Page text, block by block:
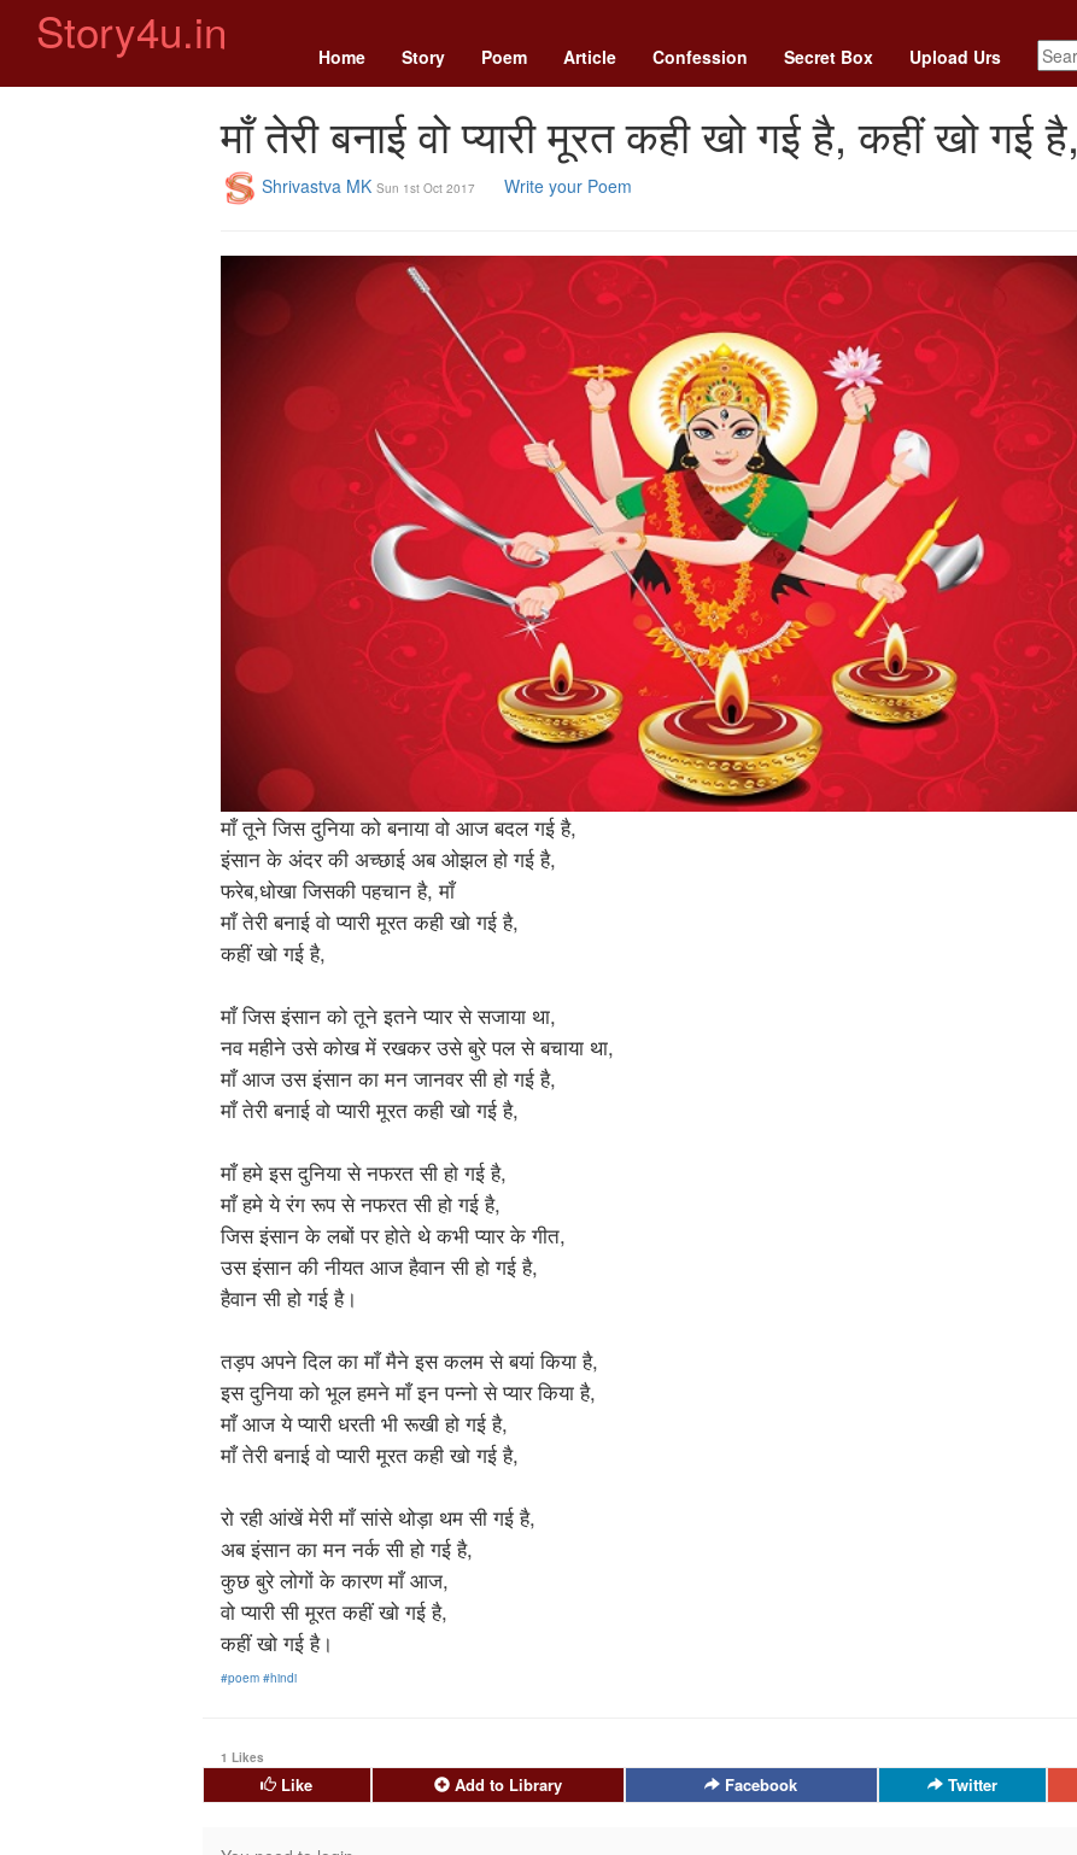
Story4u.in Home Story Poem Article Confession Secret Box Upload Urs
माँ तेरी बनाई वो प्यारी मूरत कही खो गई है, कहीं खो गई है,
Shrivastva MK Sun 1st Oct 2017 Write your Poem
माँ तूने जिस दुनिया को बनाया वो आज बदल गई है,
इंसान के अंदर की अच्छाई अब ओझल हो गई है,
फरेब,धोखा जिसकी पहचान है, माँ
माँ तेरी बनाई वो प्यारी मूरत कही खो गई है,
कहीं खो गई है,
माँ जिस इंसान को तूने इतने प्यार से सजाया था,
नव महीने उसे कोख में रखकर उसे बुरे पल से बचाया था,
माँ आज उस इंसान का मन जानवर सी हो गई है,
माँ तेरी बनाई वो प्यारी मूरत कही खो गई है,
माँ हमे इस दुनिया से नफरत सी हो गई है,
माँ हमे ये रंग रूप से नफरत सी हो गई है,
जिस इंसान के लबों पर होते थे कभी प्यार के गीत,
उस इंसान की नीयत आज हैवान सी हो गई है,
हैवान सी हो गई है।
तड़प अपने दिल का माँ मैने इस कलम से बयां किया है,
इस दुनिया को भूल हमने माँ इन पन्नो से प्यार किया है,
माँ आज ये प्यारी धरती भी रूखी हो गई है,
माँ तेरी बनाई वो प्यारी मूरत कही खो गई है,
रो रही आंखें मेरी माँ सांसे थोड़ा थम सी गई है,
अब इंसान का मन नर्क सी हो गई है,
कुछ बुरे लोगों के कारण माँ आज,
वो प्यारी सी मूरत कहीं खो गई है,
कहीं खो गई है।
#poem #hindi
1 Likes
Like Add to Library Facebook Twitter